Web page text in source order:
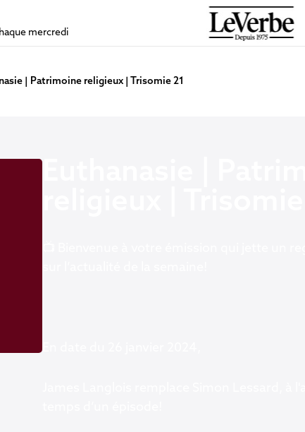
mercredi
| Patrimoine religieux | Trisomie 21
En date du 26 janvier 2024,